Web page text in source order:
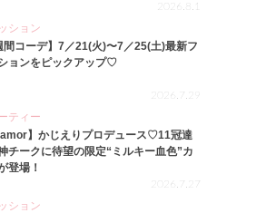
2026.8.1
ション
間コーデ】7／21(火)〜7／25(土)最新フ
ョンをピックアップ♡
2026.7.29
ティー
】かじえりプロデュース♡11冠達
チークに待望の限定“ミルキー血色”カ
登場！
2026.7.27
ション